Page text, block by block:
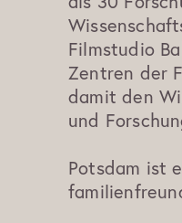
Filmstudio
Zentren der
damit den
und
Potsdam ist